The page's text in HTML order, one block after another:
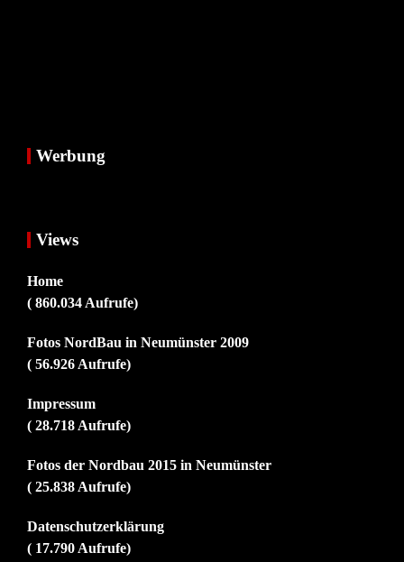
Werbung
Views
Home
( 860.034 Aufrufe)
Fotos NordBau in Neumünster 2009
( 56.926 Aufrufe)
Impressum
( 28.718 Aufrufe)
Fotos der Nordbau 2015 in Neumünster
( 25.838 Aufrufe)
Datenschutzerklärung
( 17.790 Aufrufe)